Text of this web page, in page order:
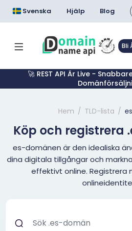
Svenska Hjälp Blog
Bli
🚀 REST API Är Live -
Hem TLD-lista
Köp och registrera
es-domänen är den idealiska
dina digitala tillgångar och
effektivt online. Registrera